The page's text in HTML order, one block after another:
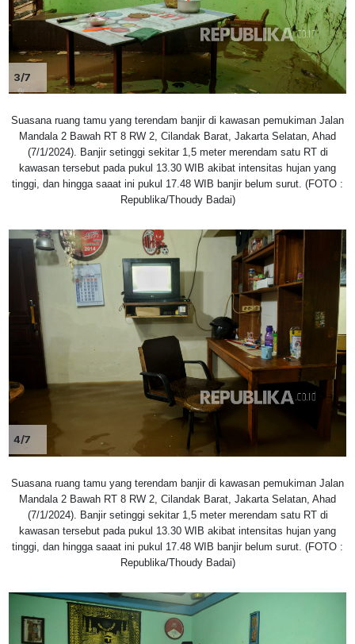
3/7
Suasana ruang tamu yang terendam banjir di kawasan pemukiman Jalan
Mandala 2 Bawah RT 8 RW 2, Cilandak Barat, Jakarta Selatan, Ahad
(7/1/2024). Banjir setinggi sekitar 1,5 meter merendam satu RT di
kawasan tersebut pada pukul 13.30 WIB akibat intensitas hujan yang
tinggi, dan hingga saaat ini pukul 17.48 WIB banjir belum surut. (FOTO :
Republika/Thoudy Badai)
4/7
Suasana ruang tamu yang terendam banjir di kawasan pemukiman Jalan
Mandala 2 Bawah RT 8 RW 2, Cilandak Barat, Jakarta Selatan, Ahad
(7/1/2024). Banjir setinggi sekitar 1,5 meter merendam satu RT di
kawasan tersebut pada pukul 13.30 WIB akibat intensitas hujan yang
tinggi, dan hingga saaat ini pukul 17.48 WIB banjir belum surut. (FOTO :
Republika/Thoudy Badai)